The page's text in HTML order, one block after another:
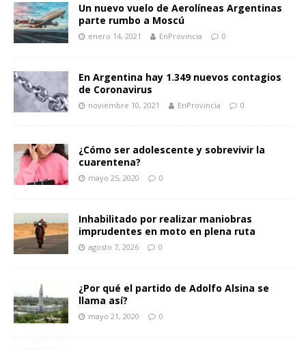
Un nuevo vuelo de Aerolíneas Argentinas
parte rumbo a Moscú
enero 14, 2021 EnProvincia 0
En Argentina hay 1.349 nuevos contagios
de Coronavirus
noviembre 10, 2021 EnProvincia 0
¿Cómo ser adolescente y sobrevivir la
cuarentena?
mayo 25, 2020 0
Inhabilitado por realizar maniobras
imprudentes en moto en plena ruta
agosto 7, 2026 0
¿Por qué el partido de Adolfo Alsina se
llama así?
mayo 21, 2020 0